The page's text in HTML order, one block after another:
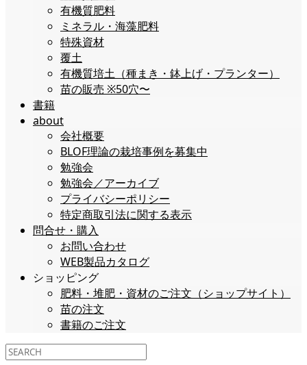
有機質肥料
ミネラル・海藻肥料
特殊資材
覆土
有機質培土（種まき・鉢上げ・プランター）
苗の販売 ※50穴〜
書籍
about
会社概要
BLOF理論の栽培事例を募集中
勉強会
勉強会／アーカイブ
プライバシーポリシー
特定商取引法に関する表示
問合せ・購入
お問い合わせ
WEB製品カタログ
ショッピング
肥料・堆肥・資材のご注文（ショップサイト）
苗の注文
書籍のご注文